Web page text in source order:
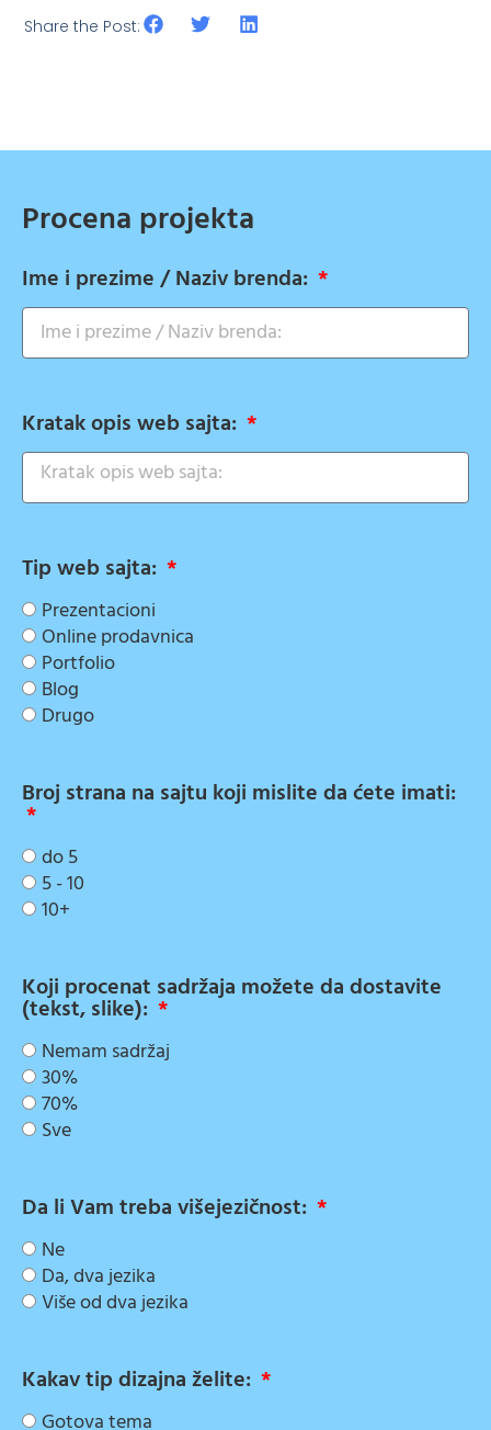
Share the Post:
Procena projekta
Ime i prezime / Naziv brenda:
Kratak opis web sajta:
Tip web sajta:
Prezentacioni
Online prodavnica
Portfolio
Blog
Drugo
Broj strana na sajtu koji mislite da ćete imati:
do 5
5 - 10
10+
Koji procenat sadržaja možete da dostavite
(tekst, slike):
Nemam sadržaj
30%
70%
Sve
Da li Vam treba višejezičnost:
Ne
Da, dva jezika
Više od dva jezika
Kakav tip dizajna želite:
Gotova tema